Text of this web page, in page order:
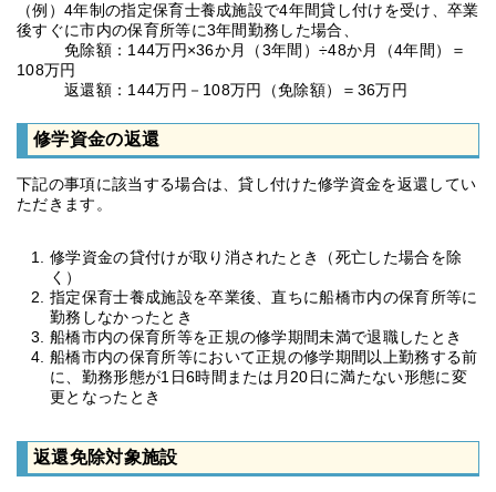
（例）4年制の指定保育士養成施設で4年間貸し付けを受け、卒業
後すぐに市内の保育所等に3年間勤務した場合、
免除額：144万円×36か月（3年間）÷48か月（4年間）＝
108万円
返還額：144万円－108万円（免除額）＝36万円
修学資金の返還
下記の事項に該当する場合は、貸し付けた修学資金を返還してい
ただきます。
修学資金の貸付けが取り消されたとき（死亡した場合を除
く）
指定保育士養成施設を卒業後、直ちに船橋市内の保育所等に
勤務しなかったとき
船橋市内の保育所等を正規の修学期間未満で退職したとき
船橋市内の保育所等において正規の修学期間以上勤務する前
に、勤務形態が1日6時間または月20日に満たない形態に変
更となったとき
返還免除対象施設